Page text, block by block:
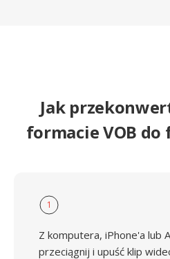
Jak
formacie VOB do
1
Z komputera, iPhone'a lub
przeciągnij i upuść klip